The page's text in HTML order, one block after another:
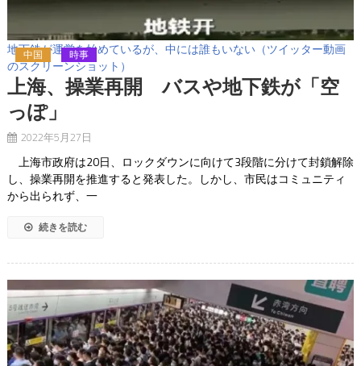
地下鉄が運営を始めているが、中には誰もいない（ツイッター動画
のスクリーンショット）
中国 時事
上海、操業再開 バスや地下鉄が「空
っぽ」
2022年5月27日
上海市政府は20日、ロックダウンに向けて3段階に分けて封鎖解除
し、操業再開を推進すると発表した。しかし、市民はコミュニティ
から出られず、一
続きを読む